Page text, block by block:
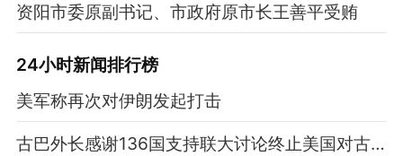
资阳市委原副书记、市政府原市长王善平受贿
24小时新闻排行榜
美军称再次对伊朗发起打击
古巴外长感谢136国支持联大讨论终止美国对古封锁